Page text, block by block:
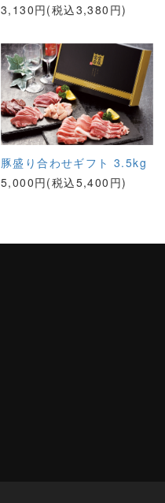
3,130円(税込3,380円)
豚盛り合わせギフト 3.5kg
5,000円(税込5,400円)